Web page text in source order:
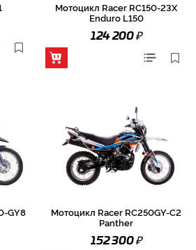
Мотоцикл Racer RC150-23X
Enduro L150
124 200₽
GY8
Мотоцикл Racer RC250GY-C2
Panther
152 300₽